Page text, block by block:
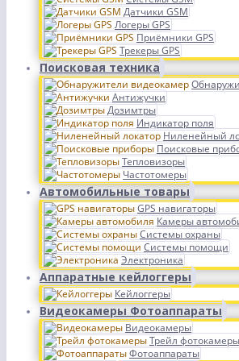
Датчики GSM
Логеры GPS
Приёмники GPS
Трекеры GPS
Поисковая техника
Антижучки
Дозимтры
Индикатор поля
Ниленейный
Поисковые
Тепловизоры
Частотомеры
Автомобильные товары
GPS навигаторы
Камеры
Системы охраны
Системы помощи
Электроника
Аппаратные кейлоггеры
Кейлоггеры
Видеокамеры Фотоаппараты
Видеокамеры
Трейл фотокамеры
Фотоаппараты